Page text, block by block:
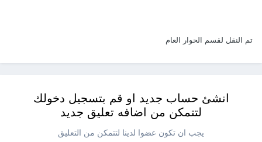
تم النقل لقسم الحوار العام
انشئ حساب جديد او قم بتسجيل دخولك
لتتمكن من اضافه تعليق جديد
يجب ان تكون عضوا لدينا لتتمكن من التعليق